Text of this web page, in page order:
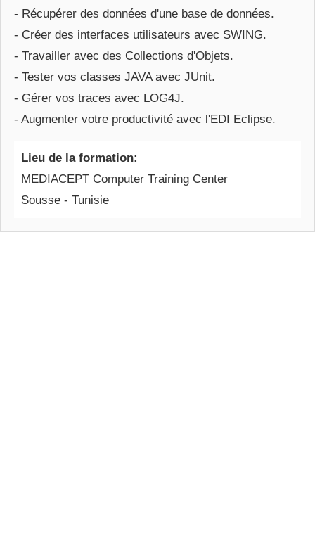
- Récupérer des données d'une base de données.
- Créer des interfaces utilisateurs avec SWING.
- Travailler avec des Collections d'Objets.
- Tester vos classes JAVA avec JUnit.
- Gérer vos traces avec LOG4J.
- Augmenter votre productivité avec l'EDI Eclipse.
Lieu de la formation:
MEDIACEPT Computer Training Center
Sousse - Tunisie